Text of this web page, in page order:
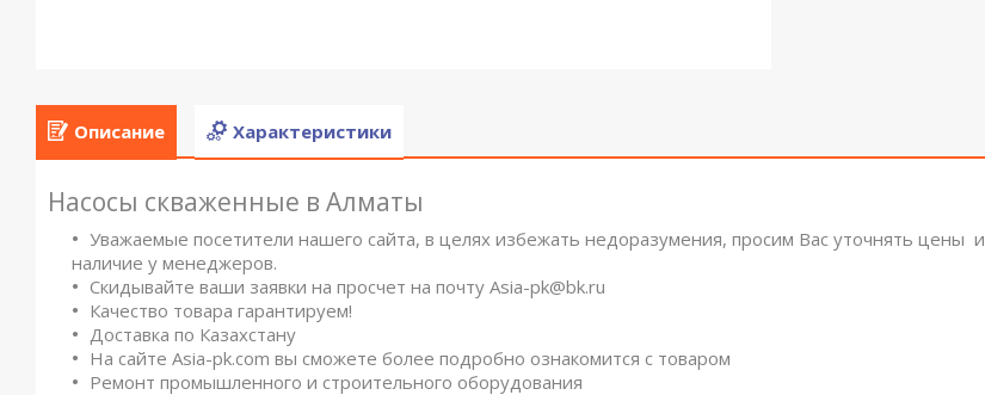
Описание Характеристики
Насосы скваженные в Алматы
Уважаемые посетители нашего сайта, в целях избежать недоразумения, просим Вас уточнять цены и
наличие у менеджеров.
Скидывайте ваши заявки на просчет на почту Asia-pk@bk.ru
Качество товара гарантируем!
Доставка по Казахстану
На сайте Asia-pk.com вы сможете более подробно ознакомится с товаром
Ремонт промышленного и строительного оборудования